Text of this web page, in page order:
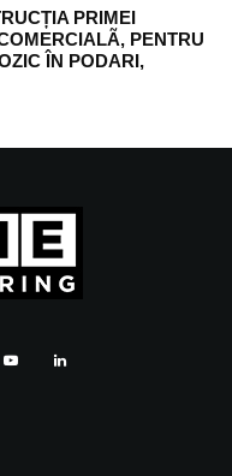
PRIMEI
PENTRU
ÎN PODARI,